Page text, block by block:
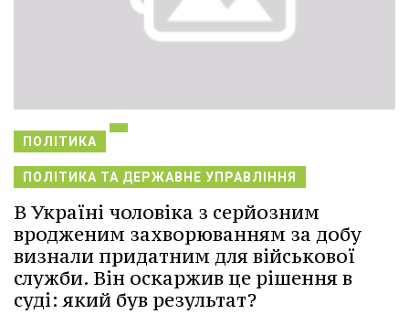
ПОЛІТИКА
ПОЛІТИКА ТА ДЕРЖАВНЕ УПРАВЛІННЯ
В Україні чоловіка з серйозним
вродженим захворюванням за добу
визнали придатним для військової
служби. Він оскаржив це рішення в
суді: який був результат?